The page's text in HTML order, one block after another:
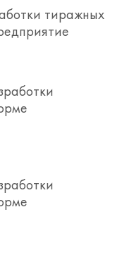
тиражных